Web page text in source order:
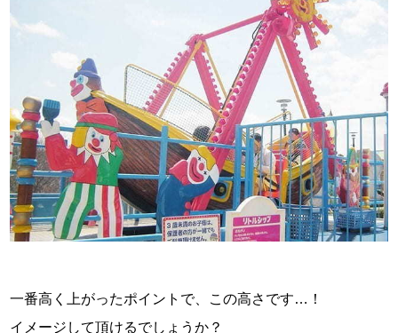
一番高く上がったポイントで、この高さです…！
イメージして頂けるでしょうか？